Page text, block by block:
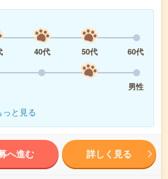
40代 50代
60代
男性
っと見る
へ進む 詳しく見る